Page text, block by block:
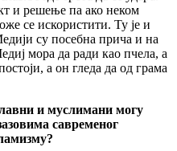
и решење па ако неком
се искористити. Ту је и
су посебна прича и на
мора да ради као пчела, а
а он гледа да од грама
и муслимани могу
савременог